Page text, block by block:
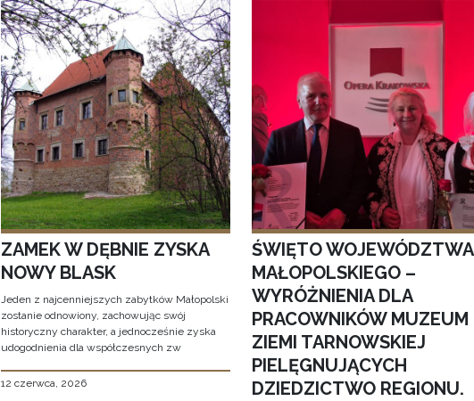
ZAMEK W DĘBNIE ZYSKA
NOWY BLASK
Jeden z najcenniejszych zabytków Małopolski
zostanie odnowiony, zachowując swój
historyczny charakter, a jednocześnie zyska
udogodnienia dla współczesnych zw
12 czerwca, 2026
ŚWIĘTO WOJEWÓDZTWA
MAŁOPOLSKIEGO –
WYRÓŻNIENIA DLA
PRACOWNIKÓW MUZEUM
ZIEMI TARNOWSKIEJ
PIELĘGNUJĄCYCH
DZIEDZICTWO REGIONU.